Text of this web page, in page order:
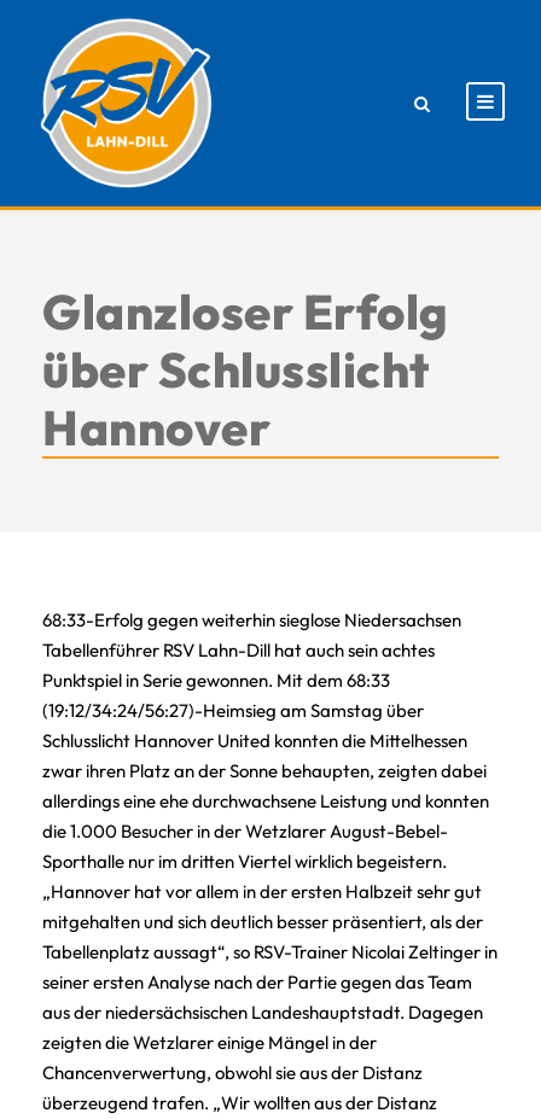
Glanzloser Erfolg
über Schlusslicht
Hannover
68:33-Erfolg gegen weiterhin sieglose Niedersachsen
Tabellenführer RSV Lahn-Dill hat auch sein achtes
Punktspiel in Serie gewonnen. Mit dem 68:33
(19:12/34:24/56:27)-Heimsieg am Samstag über
Schlusslicht Hannover United konnten die Mittelhessen
zwar ihren Platz an der Sonne behaupten, zeigten dabei
allerdings eine ehe durchwachsene Leistung und konnten
die 1.000 Besucher in der Wetzlarer August-Bebel-
Sporthalle nur im dritten Viertel wirklich begeistern.
„Hannover hat vor allem in der ersten Halbzeit sehr gut
mitgehalten und sich deutlich besser präsentiert, als der
Tabellenplatz aussagt“, so RSV-Trainer Nicolai Zeltinger in
seiner ersten Analyse nach der Partie gegen das Team
aus der niedersächsischen Landeshauptstadt. Dagegen
zeigten die Wetzlarer einige Mängel in der
Chancenverwertung, obwohl sie aus der Distanz
überzeugend trafen. „Wir wollten aus der Distanz